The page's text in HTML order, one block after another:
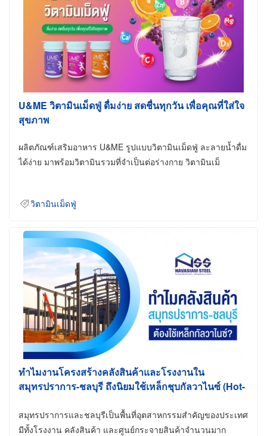
U&ME วิตามินเม็ดฟู่ ดื่มง่าย สดชื่นทุกวัน เพื่อคุณที่ใส่ใจ
สุขภาพ
ผลิตภัณฑ์เสริมอาหาร U&ME รูปแบบวิตามินเม็ดฟู่ ละลายน้ำดื่ม
ได้ง่าย มาพร้อมวิตามินรวมที่จำเป็นต่อร่างกาย วิตามินเม็
วิตามินเม็ดฟู่
ทำไมงานโครงสร้างคลังสินค้าและโรงงานใน
สมุทรปราการ-ชลบุรี ถึงนิยมใช้เหล็กชุบกัลวาไนซ์ (Hot-
สมุทรปราการและชลบุรีเป็นพื้นที่อุตสาหกรรมสำคัญของประเทศ
มีทั้งโรงงาน คลังสินค้า และศูนย์กระจายสินค้าจำนวนมาก